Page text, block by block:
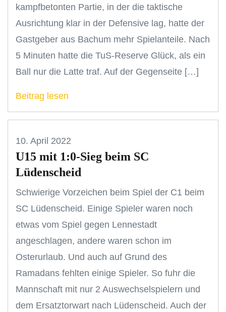
kampfbetonten Partie, in der die taktische
Ausrichtung klar in der Defensive lag, hatte der
Gastgeber aus Bachum mehr Spielanteile. Nach
5 Minuten hatte die TuS-Reserve Glück, als ein
Ball nur die Latte traf. Auf der Gegenseite […]
Beitrag lesen
10. April 2022
U15 mit 1:0-Sieg beim SC
Lüdenscheid
Schwierige Vorzeichen beim Spiel der C1 beim
SC Lüdenscheid. Einige Spieler waren noch
etwas vom Spiel gegen Lennestadt
angeschlagen, andere waren schon im
Osterurlaub. Und auch auf Grund des
Ramadans fehlten einige Spieler. So fuhr die
Mannschaft mit nur 2 Auswechselspielern und
dem Ersatztorwart nach Lüdenscheid. Auch der